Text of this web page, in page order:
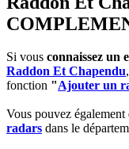
Si vous connaissez un
Raddon Et Chapendu
fonction "Ajouter un
Vous pouvez également
radars dans le